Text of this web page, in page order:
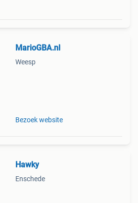
MarioGBA.nl
Weesp
Bezoek website
Hawky
Enschede